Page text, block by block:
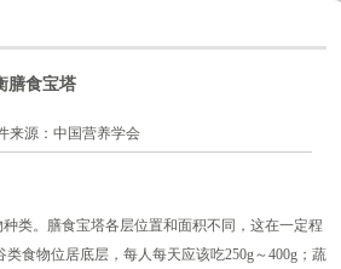
膳食宝塔
来源： 中国营养学会
。膳食宝塔各层位置和面积不同，这在一定程
食物位居底层，每人每天应该吃250g～400g；蔬